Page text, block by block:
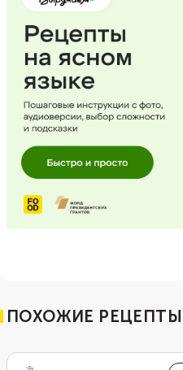
ПОХОЖИЕ РЕЦЕПТЫ